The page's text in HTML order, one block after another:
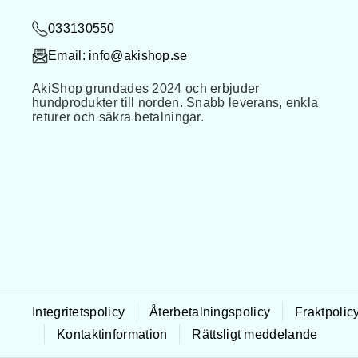
o
o
k
a
m
033130550
Email: info@akishop.se
AkiShop grundades 2024 och erbjuder
hundprodukter till norden. Snabb leverans, enkla
returer och säkra betalningar.
Integritetspolicy Återbetalningspolicy
Kontaktinformation
Rättsligt meddelande